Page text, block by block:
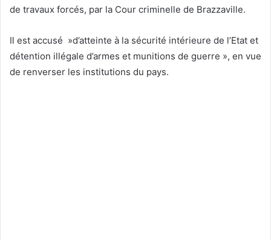
de travaux forcés, par la Cour criminelle de Brazzaville.
Il est accusé »d’atteinte à la sécurité intérieure de l’Etat et
détention illégale d’armes et munitions de guerre », en vue
de renverser les institutions du pays.